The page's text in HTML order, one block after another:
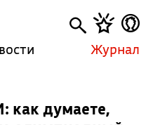
Журнал
как думаете,